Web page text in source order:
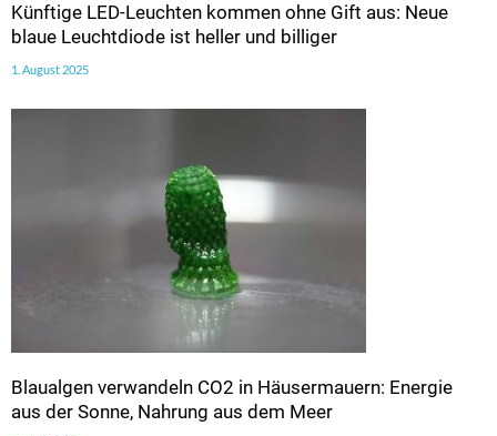
Künftige LED-Leuchten kommen ohne Gift aus: Neue
blaue Leuchtdiode ist heller und billiger
1. August 2025
Blaualgen verwandeln CO2 in Häusermauern: Energie
aus der Sonne, Nahrung aus dem Meer